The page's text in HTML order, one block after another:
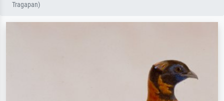
Pesquise por artista, título ou estilo –
Tragapan)